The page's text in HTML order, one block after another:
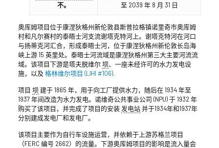
不。
至 2039 年 8 月 31 日
奥库姆项目位于康涅狄格州新伦敦县斯普拉格镇诺里奇市奥库姆
村和凡尔赛村的泰晤士河支流谢塔克特河上。谢塔克特河在河口
与扬蒂克河汇合，形成泰晤士河，位于康涅狄格州新伦敦长岛海
峡上游 15 英里处。泰晤士河流域是康涅狄格州第三大主要河流流
域。该项目下游是塔夫脱维尔坝、一座未经许可的水力发电设
施，以及 格林维尔项目 (LIHI #106).
项目 坝 建于 1865 年，用于向工厂提供水力，随后在 1934 年至
1937 年间改造为水力发电。诺维奇公共事业公司 (NPU) 于 1932 年
购买了该项目，并完成了项目的安装 发电站并于1934年和1937年
分别建成发电厂和发电厂。
该项目主要作为自行车设施运营，并依赖于上游苏格兰项目
（FERC 编号 2662）的流量。下游奥库姆项目的影响是流入量会